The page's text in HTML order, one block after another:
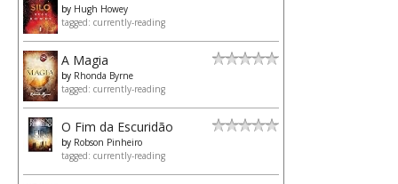
by Hugh Howey
tagged: currently-reading
A Magia
by Rhonda Byrne
tagged: currently-reading
O Fim da Escuridão
by Robson Pinheiro
tagged: currently-reading